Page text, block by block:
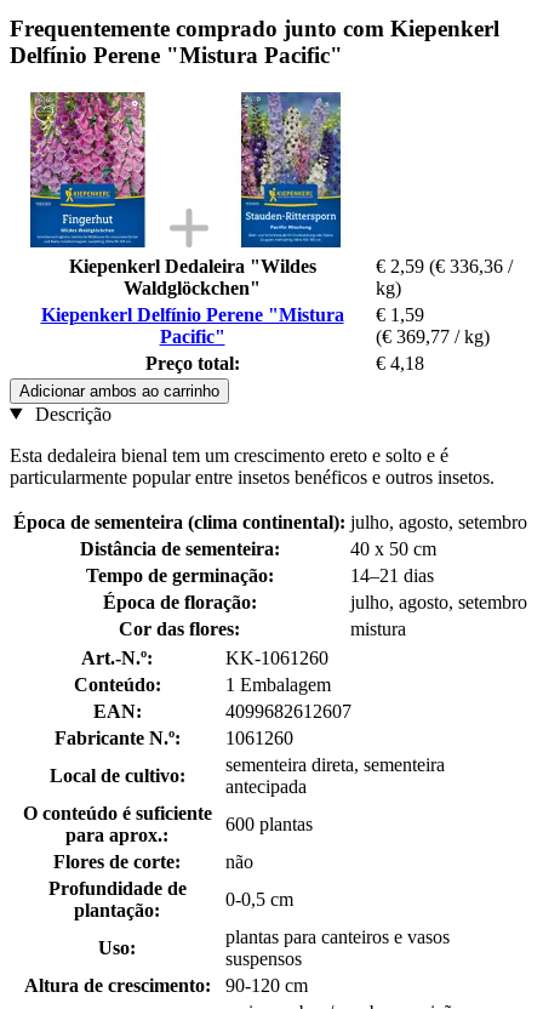
Frequentemente comprado junto com Kiepenkerl
Delfínio Perene "Mistura Pacific"
Kiepenkerl Dedaleira "Wildes
Waldglöckchen"
€ 2,59 (€ 336,36 /
kg)
Kiepenkerl Delfínio Perene "Mistura
Pacific"
€ 1,59
(€ 369,77 / kg)
Preço total:
€ 4,18
Adicionar ambos ao carrinho
Descrição
Esta dedaleira bienal tem um crescimento ereto e solto e é
particularmente popular entre insetos benéficos e outros insetos.
Época de sementeira (clima continental): julho, agosto, setembro
Distância de sementeira:
40 x 50 cm
Tempo de germinação:
14–21 dias
Época de floração:
julho, agosto, setembro
Cor das flores:
mistura
Art.-N.º:
KK-1061260
Conteúdo:
1 Embalagem
EAN:
4099682612607
Fabricante N.º:
1061260
Local de cultivo:
sementeira direta, sementeira
antecipada
O conteúdo é suficiente
para aprox.:
600 plantas
Flores de corte:
não
Profundidade de
plantação:
0-0,5 cm
Uso:
plantas para canteiros e vasos
suspensos
Altura de crescimento:
90-120 cm